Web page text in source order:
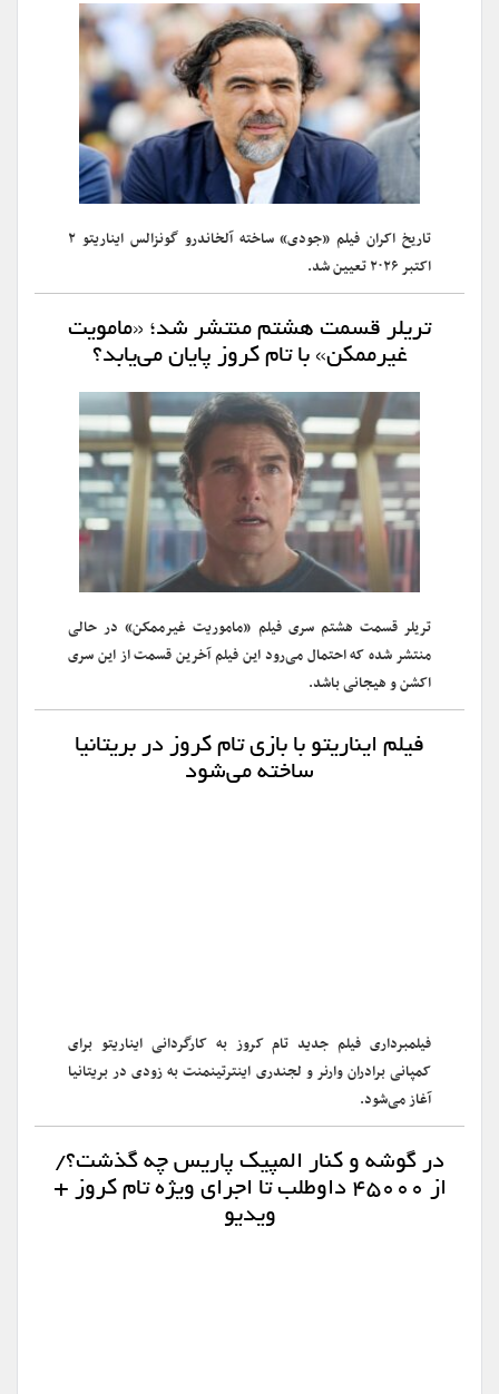
تاریخ اکران فیلم «جودی» ساخته آلخاندرو گونزالس ایناریتو ۲
اکتبر ۲۰۲۶ تعیین شد.
تریلر قسمت هشتم منتشر شد؛ «مامویت
غیرممکن» با تام کروز پایان می‌یابد؟
تریلر قسمت هشتم سری فیلم «ماموریت غیرممکن» در حالی
منتشر شده که احتمال می‌رود این فیلم آخرین قسمت از این سری
اکشن و هیجانی باشد.
فیلم ایناریتو با بازی تام کروز در بریتانیا
ساخته می‌شود
فیلمبرداری فیلم جدید تام کروز به کارگردانی ایناریتو برای
کمپانی برادران وارنر و لجندری اینترتینمنت به زودی در بریتانیا
آغاز می‌شود.
در گوشه و کنار المپیک پاریس چه گذشت؟/
از ۴۵۰۰۰ داوطلب تا اجرای ویژه تام کروز +
ویدیو